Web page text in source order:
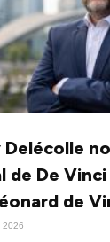
de De
de
2026